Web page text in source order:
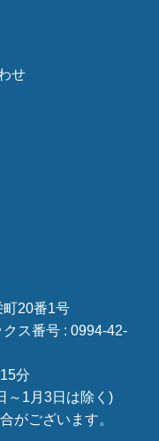
せ
町20番1号
クス番号 : 0994-42-
分
～1月3日は除く)
がございます。